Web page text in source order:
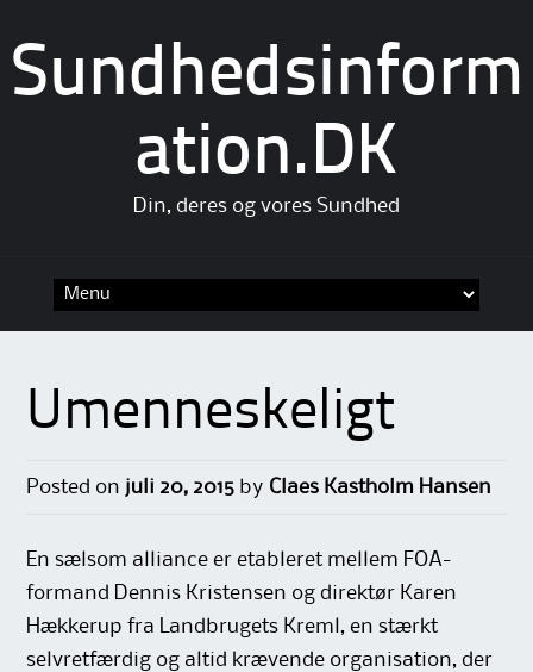
Sundhedsinform
ation.DK
Din, deres og vores Sundhed
Umenneskeligt
Posted on juli 20, 2015 by Claes Kastholm Hansen
En sælsom alliance er etableret mellem FOA-
formand Dennis Kristensen og direktør Karen
Hækkerup fra Landbrugets Kreml, en stærkt
selvretfærdig og altid krævende organisation, der